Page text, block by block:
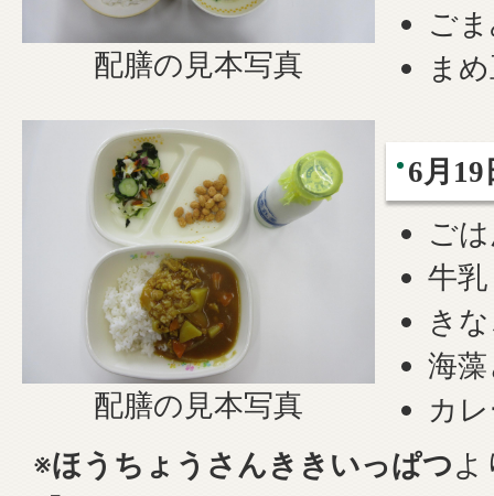
配膳の見本写真
ご
ま
配膳の見本写真
6月
ご
牛乳
き
海
カ
※ほうちょうさんききいっぱつよ